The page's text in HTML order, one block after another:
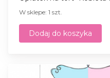
W sklepe: 1 szt.
Dodaj do koszyka